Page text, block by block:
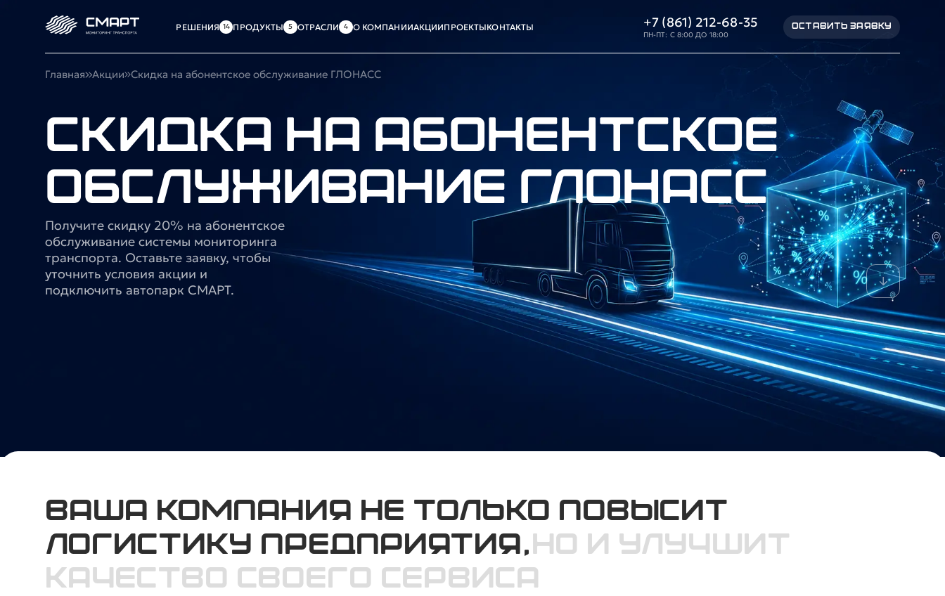
РЕШЕНИЯ ПРОДУКТЫ ОТРАСЛИ О КОМПАНИИАКЦИИПРОЕКТЫКОНТАКТЫ +7 (861) 212-68-35
ПН-ПТ: С 8:00 ДО 18:00
ОСТАВИТЬ ЗАЯВКУ
Главная Акции Скидка на абонентское обслуживание ГЛОНАСС
Скидка на абонентское
обслуживание ГЛОНАСС
Получите скидку 20% на абонентское
обслуживание системы мониторинга
транспорта. Оставьте заявку, чтобы
уточнить условия акции и
подключить автопарк СМАРТ.
ваша компания не только повысит
логистику предприятия,но и улучшит
качество своего сервиса